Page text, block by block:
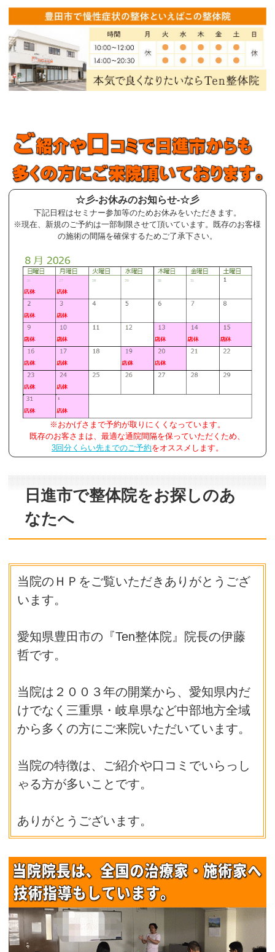
☆彡-お休みのお知らせ-☆彡
下記日程はセミナー参加等のためお休みをいただきます。
※現在、新規のご予約は一部制限させて頂いています。既存のお客様
の施術の間隔を確保するためご了承下さい。
※おかげさまで予約が取りにくくなっています。
既存のお客さまは、最適な通院間隔を保っていただくため、
3回分くらい先までのご予約をオススメします。
日進市で整体院をお探しのあ
なたへ
当院のＨＰをご覧いただきありがとうござ
います。
愛知県豊田市の『Ten整体院』院長の伊藤
哲です。
当院は２００３年の開業から、愛知県内だ
けでなく三重県・岐阜県など中部地方全域
から多くの方にご来院いただいています。
当院の特徴は、ご紹介や口コミでいらっし
ゃる方が多いことです。
ありがとうございます。